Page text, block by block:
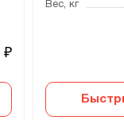
₽
Вес, кг